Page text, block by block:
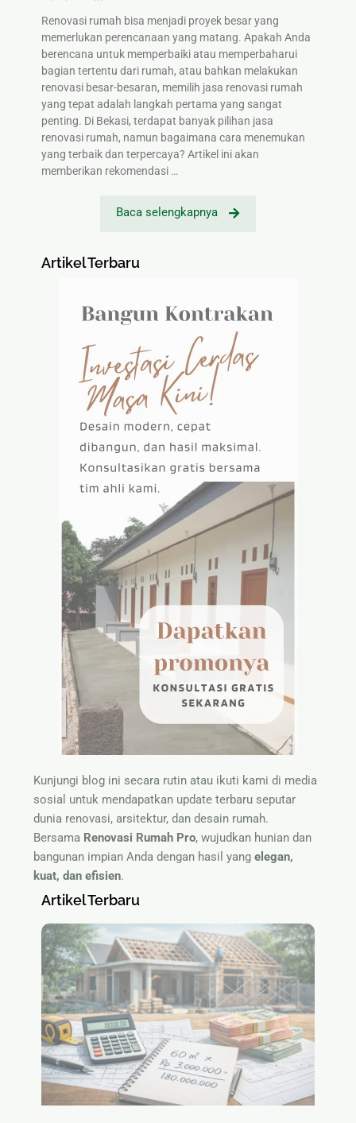
Renovasi rumah bisa menjadi proyek besar yang
memerlukan perencanaan yang matang. Apakah Anda
berencana untuk memperbaiki atau memperbaharui
bagian tertentu dari rumah, atau bahkan melakukan
renovasi besar-besaran, memilih jasa renovasi rumah
yang tepat adalah langkah pertama yang sangat
penting. Di Bekasi, terdapat banyak pilihan jasa
renovasi rumah, namun bagaimana cara menemukan
yang terbaik dan terpercaya? Artikel ini akan
memberikan rekomendasi …
Baca selengkapnya
Artikel Terbaru
Kunjungi blog ini secara rutin atau ikuti kami di media
sosial untuk mendapatkan update terbaru seputar
dunia renovasi, arsitektur, dan desain rumah.
Bersama Renovasi Rumah Pro, wujudkan hunian dan
bangunan impian Anda dengan hasil yangelegan,
kuat, dan efisien.
Artikel Terbaru